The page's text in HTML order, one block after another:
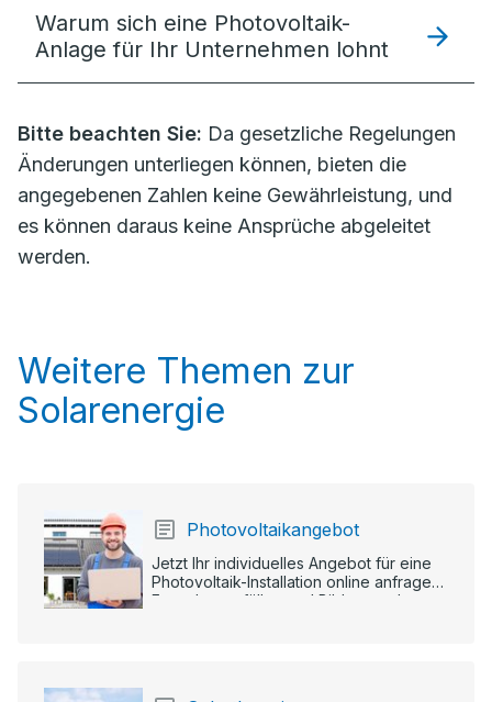
Warum sich eine Photovoltaik-
Anlage für Ihr Unternehmen lohnt
Bitte beachten Sie: Da gesetzliche Regelungen
Änderungen unterliegen können, bieten die
angegebenen Zahlen keine Gewährleistung, und
es können daraus keine Ansprüche abgeleitet
werden.
Weitere Themen zur
Solarenergie
Photovoltaikangebot
Jetzt Ihr individuelles Angebot für eine
Photovoltaik-Installation online anfragen:
Formular ausfüllen und Bilder senden.